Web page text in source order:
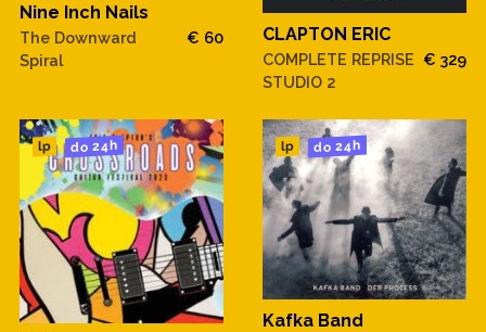
Nine Inch Nails
The Downward
Spiral
€ 60 CLAPTON ERIC
COMPLETE REPRISE
STUDIO 2
€ 329
lp do 24h lp do 24h
Kafka Band